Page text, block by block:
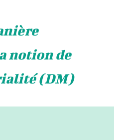
notion de
(DM)